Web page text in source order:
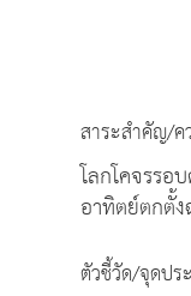
สาระสำคัญ/
โลกโคจรรอ
อาทิตย์ตกตั้
ตัวชี้วัด/จุดปร